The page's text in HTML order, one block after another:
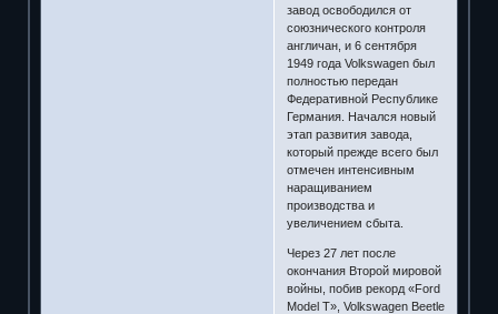
завод освободился от
союзнического контроля
англичан, и 6 сентября
1949 года Volkswagen был
полностью передан
Федеративной Республике
Германия. Начался новый
этап развития завода,
который прежде всего был
отмечен интенсивным
наращиванием
производства и
увеличением сбыта.
Через 27 лет после
окончания Второй мировой
войны, побив рекорд «Ford
Model T», Volkswagen Beetle